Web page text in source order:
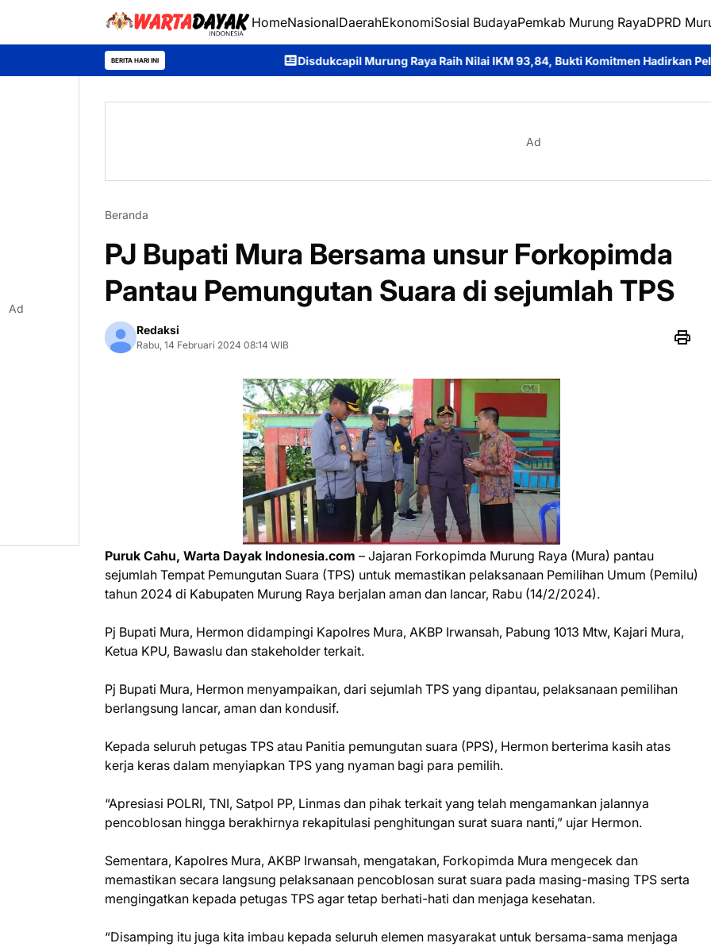
HomeNasionalDaerahEkonomiSosial BudayaPemkab Murung RayaDPRD
BERITA HARI INI Disdukcapil Murung Raya Raih Nilai IKM 93,84, Bukti Komitmen Hadirkan Pelayanan Publik
Ad
Beranda
PJ Bupati Mura Bersama unsur Forkopimda
Pantau Pemungutan Suara di sejumlah TPS
Redaksi
Rabu, 14 Februari 2024 08:14 WIB
Puruk Cahu, Warta Dayak Indonesia.com – Jajaran Forkopimda Murung Raya (Mura) pantau
sejumlah Tempat Pemungutan Suara (TPS) untuk memastikan pelaksanaan Pemilihan Umum (Pemilu)
tahun 2024 di Kabupaten Murung Raya berjalan aman dan lancar, Rabu (14/2/2024).
Pj Bupati Mura, Hermon didampingi Kapolres Mura, AKBP Irwansah, Pabung 1013 Mtw, Kajari Mura,
Ketua KPU, Bawaslu dan stakeholder terkait.
Pj Bupati Mura, Hermon menyampaikan, dari sejumlah TPS yang dipantau, pelaksanaan pemilihan
berlangsung lancar, aman dan kondusif.
Kepada seluruh petugas TPS atau Panitia pemungutan suara (PPS), Hermon berterima kasih atas
kerja keras dalam menyiapkan TPS yang nyaman bagi para pemilih.
“Apresiasi POLRI, TNI, Satpol PP, Linmas dan pihak terkait yang telah mengamankan jalannya
pencoblosan hingga berakhirnya rekapitulasi penghitungan surat suara nanti,” ujar Hermon.
Sementara, Kapolres Mura, AKBP Irwansah, mengatakan, Forkopimda Mura mengecek dan
memastikan secara langsung pelaksanaan pencoblosan surat suara pada masing-masing TPS serta
mengingatkan kepada petugas TPS agar tetap berhati-hati dan menjaga kesehatan.
“Disamping itu juga kita imbau kepada seluruh elemen masyarakat untuk bersama-sama menjaga
Ad